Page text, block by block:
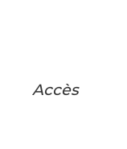
Accès